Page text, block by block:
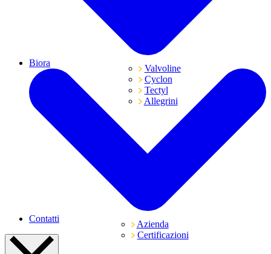
Valvoline
Cyclon
Tectyl
Allegrini
Biora
Azienda
Certificazioni
Contatti